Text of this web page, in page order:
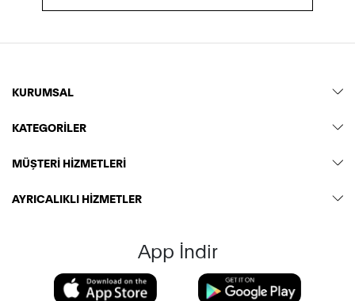
KURUMSAL
KATEGORİLER
MÜŞTERİ HİZMETLERİ
AYRICALIKLI HİZMETLER
App İndir